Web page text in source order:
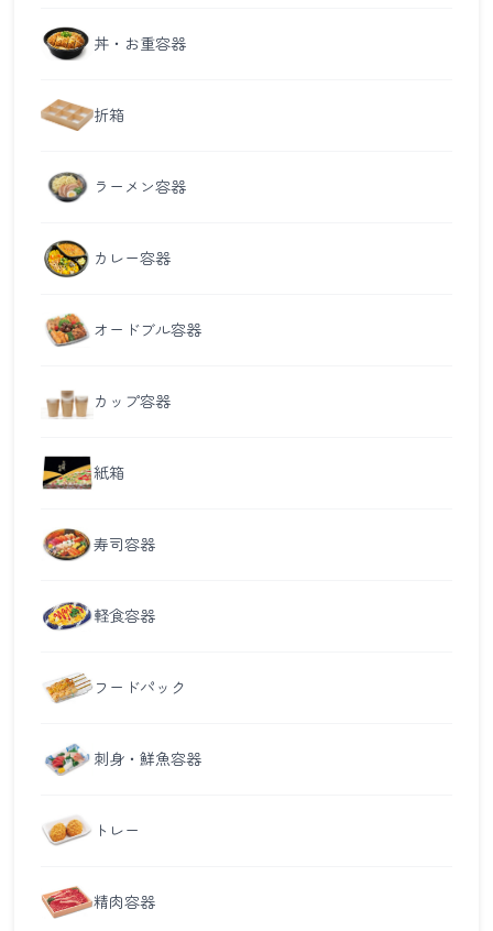
丼・お重容器
折箱
ラーメン容器
カレー容器
オードブル容器
カップ容器
紙箱
寿司容器
軽食容器
フードパック
刺身・鮮魚容器
トレー
精肉容器